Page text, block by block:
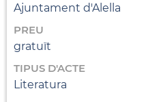
Ajuntament d'Alella
PREU
gratuït
TIPUS D'ACTE
Literatura